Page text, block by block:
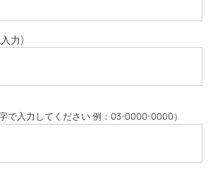
力)
字で入力してください 例：03-0000-0000）